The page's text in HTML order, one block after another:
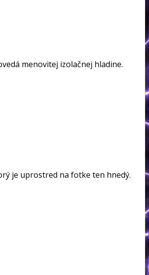
menovitej izolačnej hladine.
je uprostred na fotke ten hnedý.